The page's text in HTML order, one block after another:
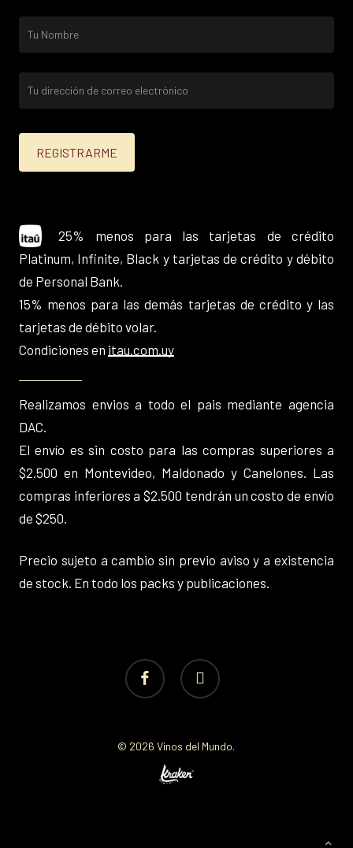
25% menos para las tarjetas de crédito
Platinum, Infinite, Black y tarjetas de crédito y débito
de Personal Bank.
15% menos para las demás tarjetas de crédito y las
tarjetas de débito volar.
Condiciones en itau.com.uy
Realizamos envios a todo el pais mediante agencia
DAC.
El envío es sin costo para las compras superiores a
$2.500 en Montevideo, Maldonado y Canelones. Las
compras inferiores a $2.500 tendrán un costo de envío
de $250.
Precio sujeto a cambio sin previo aviso y a existencia
de stock. En todo los packs y publicaciones.
facebook instagram
© 2026 Vinos del Mundo.